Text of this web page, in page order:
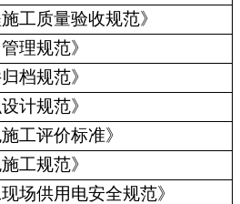
工质量验收规范》
理规范》
档规范》
计规范》
工评价标准》
工规范》
场供用电安全规范》